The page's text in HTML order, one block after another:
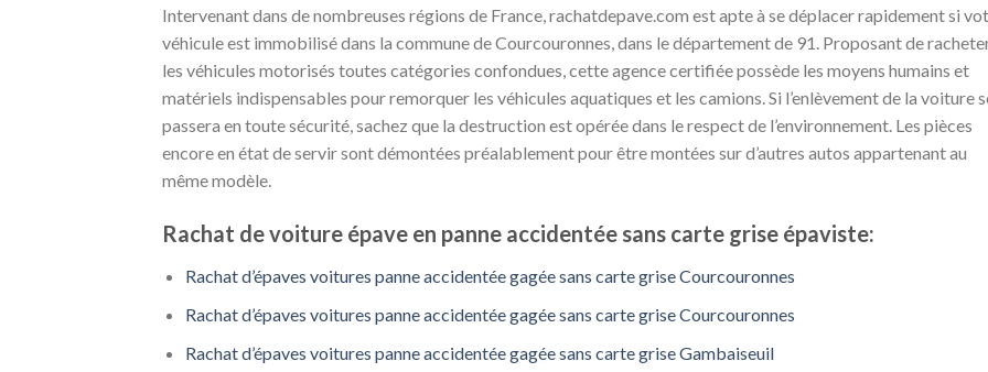
Intervenant dans de nombreuses régions de France, rachatdepave.com est apte à se déplacer rapidement si
véhicule est immobilisé dans la commune de Courcouronnes, dans le département de 91. Proposant de
les véhicules motorisés toutes catégories confondues, cette agence certifiée possède les moyens humains et
matériels indispensables pour remorquer les véhicules aquatiques et les camions. Si l’enlèvement de la voiture
passera en toute sécurité, sachez que la destruction est opérée dans le respect de l’environnement. Les pièces
encore en état de servir sont démontées préalablement pour être montées sur d’autres autos appartenant au
même modèle.
Rachat de voiture épave en panne accidentée sans carte grise épaviste:
Rachat d’épaves voitures panne accidentée gagée sans carte grise Courcouronnes
Rachat d’épaves voitures panne accidentée gagée sans carte grise Courcouronnes
Rachat d’épaves voitures panne accidentée gagée sans carte grise Gambaiseuil